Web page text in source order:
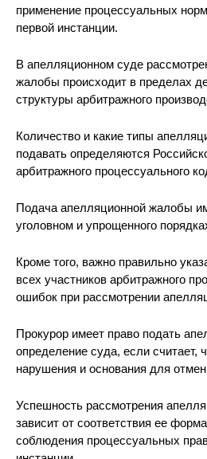
применение процессуальных
первой инстанции.
В апелляционном суде
жалобы происходит в пределах
структуры арбитражного
Количество и какие типы
подавать определяются
арбитражного процессуального
Подача апелляционной жалобы
уголовном и упрощенного
Кроме того, важно правильно
всех участников арбитражного
ошибок при рассмотрении
Прокурор имеет право подать
определение суда, если считает,
нарушения и основания для
Успешность рассмотрения
зависит от соответствия ее
соблюдения процессуальных